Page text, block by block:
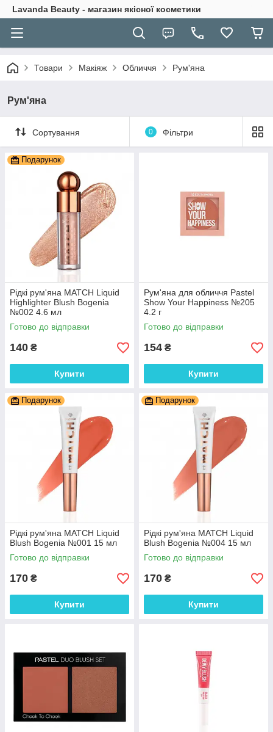
Lavanda Beauty - магазин якісної косметики
Товари Макіяж Обличчя Рум'яна
Рум'яна
Сортування 0 Фільтри
Подарунок
Рідкі рум'яна MATCH Liquid
Highlighter Blush Bogenia
№002 4.6 мл
Готово до відправки
140 ₴
Купити
Рум'яна для обличчя Pastel
Show Your Happiness №205
4.2 г
Готово до відправки
154 ₴
Купити
Подарунок
Рідкі рум'яна MATCH Liquid
Blush Bogenia №001 15 мл
Готово до відправки
170 ₴
Купити
Подарунок
Рідкі рум'яна MATCH Liquid
Blush Bogenia №004 15 мл
Готово до відправки
170 ₴
Купити